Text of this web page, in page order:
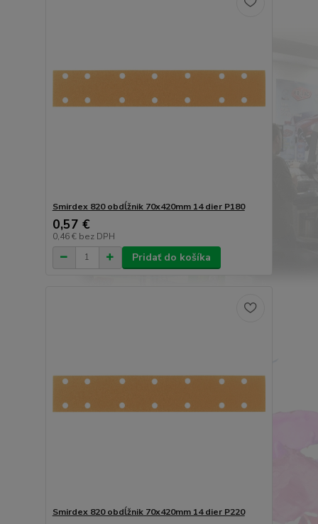
Smirdex 820 obdĺžnik 70x420mm 14 dier P180
0,57 €
0,46 € bez DPH
Pridať do košíka
Smirdex 820 obdĺžnik 70x420mm 14 dier P220